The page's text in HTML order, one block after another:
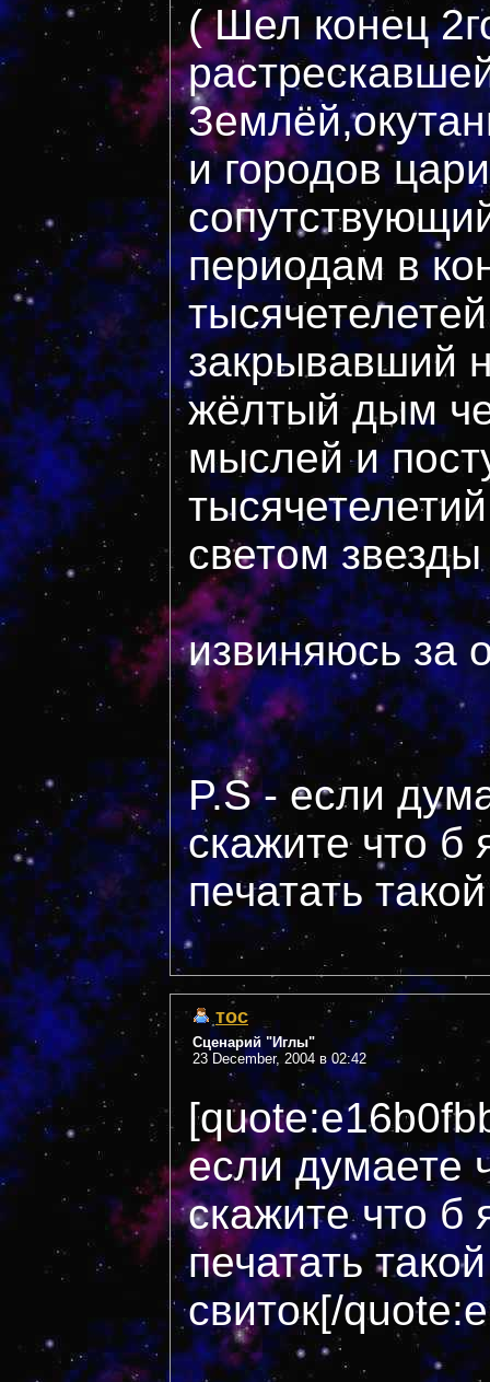
( Шел конец
и городов
периодам в
закрывавший
жёлтый дым
мыслей и
светом
извиняюсь за
P.S - если
скажите что б
печатать
тос
Сценарий "Иглы"
23 December, 2004 в 02:42
если думаете
скажите что б
печатать такой
свиток[/